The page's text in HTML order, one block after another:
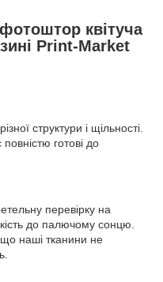
квітуча
Print-Market
структури і щільності.
готові до
перевірку на
до палючому сонцю.
наші тканини не